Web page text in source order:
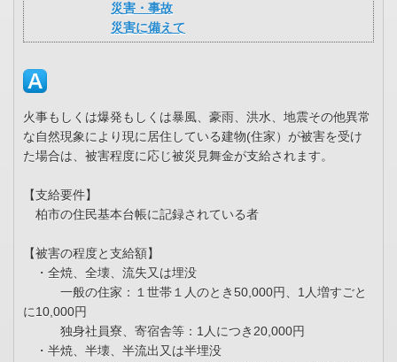
災害・事故
災害に備えて
火事もしくは爆発もしくは暴風、豪雨、洪水、地震その他異常
な自然現象により現に居住している建物(住家）が被害を受け
た場合は、被害程度に応じ被災見舞金が支給されます。
【支給要件】
柏市の住民基本台帳に記録されている者
【被害の程度と支給額】
・全焼、全壊、流失又は埋没
一般の住家：１世帯１人のとき50,000円、1人増すごと
に10,000円
独身社員寮、寄宿舎等：1人につき20,000円
・半焼、半壊、半流出又は半埋没